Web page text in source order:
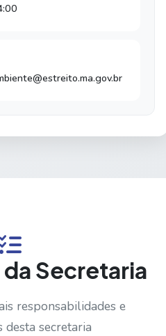
Secretaria
responsabilidades e
desta secretaria